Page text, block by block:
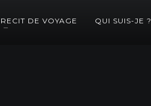
RECIT DE VOYAGE QUI SUIS-JE ?